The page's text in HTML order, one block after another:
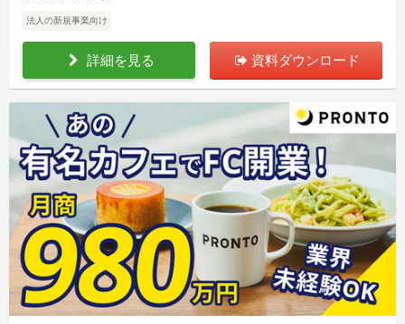
法人の新規事業向け
詳細を見る 資料ダウンロード